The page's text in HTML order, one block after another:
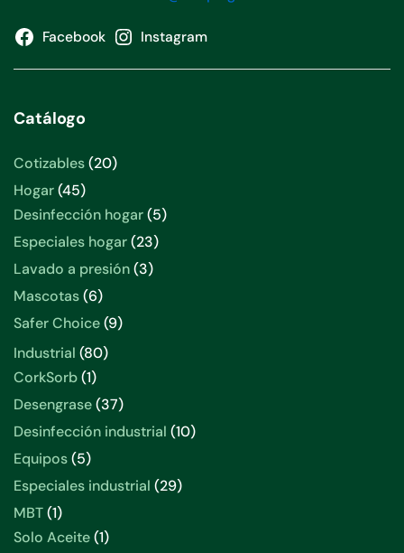
Facebook Instagram
Catálogo
Cotizables 2020
Hogar 4545
productos
Desinfección hogar 55
Especiales hogar 2323
productos
Lavado a presión 33
Mascotas 66
productos
Safer Choice 99
Industrial 8080
CorkSorb 11
producto
Desengrase 3737
productos
Desinfección industrial 1010
Equipos 55
productos
Especiales industrial 2929
MBT 11
producto
Solo Aceite 11